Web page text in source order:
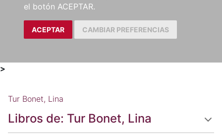
el botón ACEPTAR.
ACEPTAR CAMBIAR PREFERENCIAS
>
Tur Bonet, Lina
Libros de: Tur Bonet, Lina